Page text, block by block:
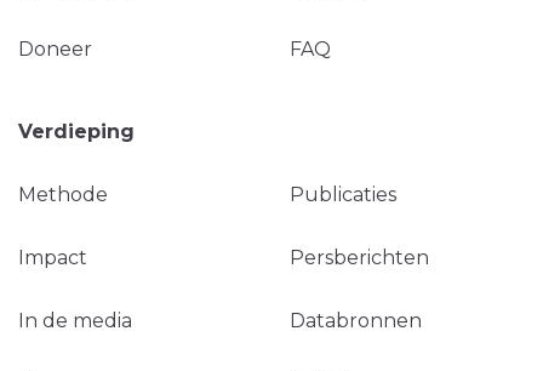
Doneer FAQ
Verdieping
Methode Publicaties
Impact Persberichten
In de media Databronnen